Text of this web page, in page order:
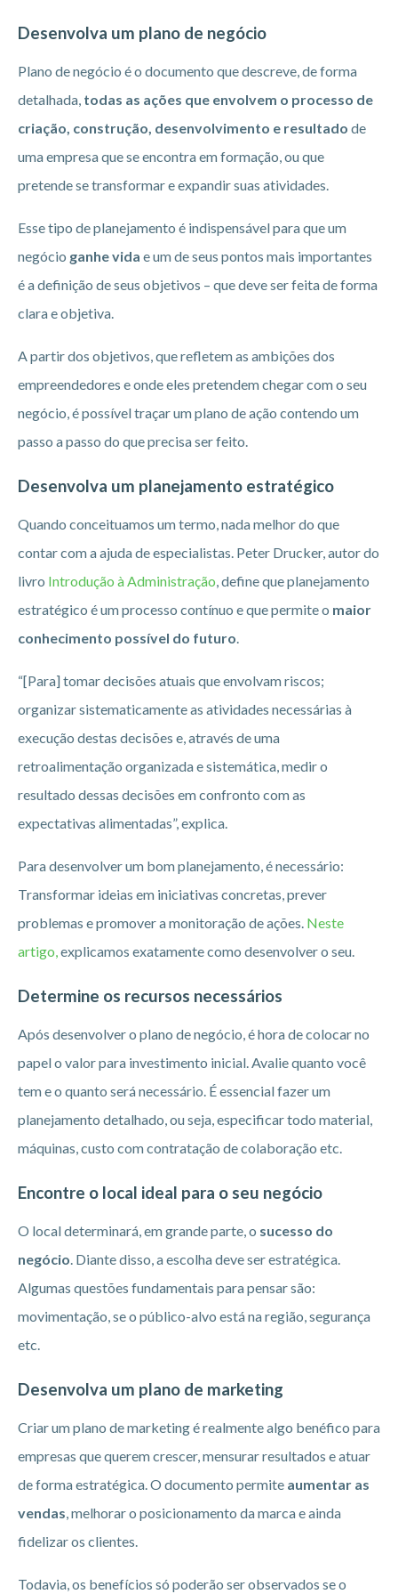
Desenvolva um plano de negócio
Plano de negócio é o documento que descreve, de forma
detalhada, todas as ações que envolvem o processo de
criação, construção, desenvolvimento e resultado de
uma empresa que se encontra em formação, ou que
pretende se transformar e expandir suas atividades.
Esse tipo de planejamento é indispensável para que um
negócio ganhe vida e um de seus pontos mais importantes
é a definição de seus objetivos – que deve ser feita de forma
clara e objetiva.
A partir dos objetivos, que refletem as ambições dos
empreendedores e onde eles pretendem chegar com o seu
negócio, é possível traçar um plano de ação contendo um
passo a passo do que precisa ser feito.
Desenvolva um planejamento estratégico
Quando conceituamos um termo, nada melhor do que
contar com a ajuda de especialistas. Peter Drucker, autor do
livro Introdução à Administração , define que planejamento
estratégico é um processo contínuo e que permite o maior
conhecimento possível do futuro
“[Para] tomar decisões atuais que envolvam riscos;
organizar sistematicamente as atividades necessárias à
execução destas decisões e, através de uma
retroalimentação organizada e sistemática, medir o
resultado dessas decisões em confronto com as
expectativas alimentadas”, explica.
Para desenvolver um bom planejamento, é necessário:
Transformar ideias em iniciativas concretas, prever
problemas e promover a monitoração de ações. Neste
artigo, explicamos exatamente como desenvolver o seu.
Determine os recursos necessários
Após desenvolver o plano de negócio, é hora de colocar no
papel o valor para investimento inicial. Avalie quanto você
tem e o quanto será necessário. É essencial fazer um
planejamento detalhado, ou seja, especificar todo material,
máquinas, custo com contratação de colaboração etc.
Encontre o local ideal para o seu negócio
O local determinará, em grande parte, o sucesso do
negócio . Diante disso, a escolha deve ser estratégica.
Algumas questões fundamentais para pensar são:
movimentação, se o público-alvo está na região, segurança
etc.
Desenvolva um plano de marketing
Criar um plano de marketing é realmente algo benéfico para
empresas que querem crescer, mensurar resultados e atuar
de forma estratégica. O documento permite aumentar as
vendas , melhorar o posicionamento da marca e ainda
fidelizar os clientes.
Todavia, os benefícios só poderão ser observados se o